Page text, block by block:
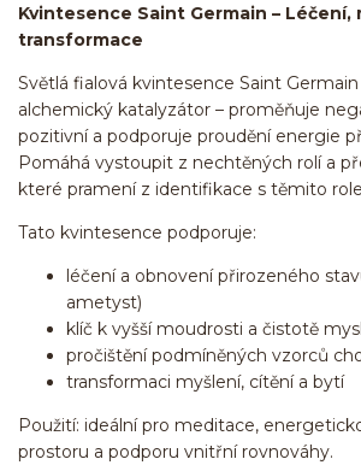
Kvintesence Saint Germain – Léčení,
transformace
Světlá fialová kvintesence Saint
alchemický katalyzátor – proměňuje
pozitivní a podporuje proudění energie
Pomáhá vystoupit z nechtěných rolí a
které pramení z identifikace s těmito
Tato kvintesence podporuje:
léčení a obnovení přirozeného
ametyst)
klíč k vyšší moudrosti a čistotě
pročištění podmíněných vzorců
transformaci myšlení, cítění a bytí
Použití: ideální pro meditace,
prostoru a podporu vnitřní rovnováhy.